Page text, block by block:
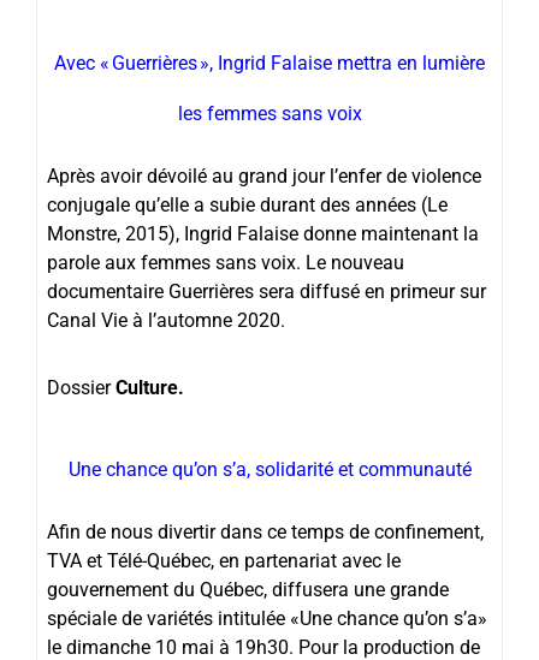
Avec « Guerrières », Ingrid Falaise mettra en lumière
les femmes sans voix
Après avoir dévoilé au grand jour l’enfer de violence
conjugale qu’elle a subie durant des années (Le
Monstre, 2015), Ingrid Falaise donne maintenant la
parole aux femmes sans voix. Le nouveau
documentaire Guerrières sera diffusé en primeur sur
Canal Vie à l’automne 2020.
DossierCulture.
Une chance qu’on s’a, solidarité et communauté
Afin de nous divertir dans ce temps de confinement,
TVA et Télé-Québec, en partenariat avec le
gouvernement du Québec, diffusera une grande
spéciale de variétés intitulée «Une chance qu’on s’a»
le dimanche 10 mai à 19h30. Pour la production de